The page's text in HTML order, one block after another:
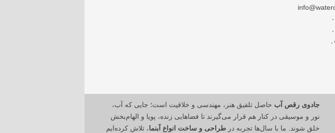
جادوی رقص آب حاصل تلفیق هنر، مهندسی و خلاقیت است؛ جایی که آب،
نور و موسیقی در کنار هم قرار می‌گیرند تا فضاهایی زنده، پویا و الهام‌بخش
خلق شوند. ما با سال‌ها تجربه در طراحی و ساخت انواع آبنما، تلاش کرده‌ایم